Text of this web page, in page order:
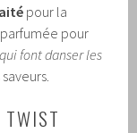
pour la
pour
font danser les
TWIST